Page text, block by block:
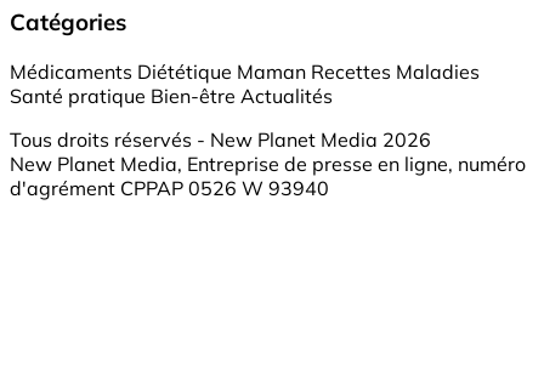
Catégories
Médicaments Diététique Maman Recettes Maladies
Santé pratique Bien-être Actualités
Tous droits réservés - New Planet Media 2026
New Planet Media, Entreprise de presse en ligne, numéro
d'agrément CPPAP 0526 W 93940